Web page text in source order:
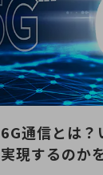
6G通信とは？
実現するのか